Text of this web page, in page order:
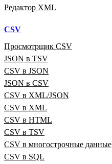
Редактор XML
CSV
Просмотрщик CSV
JSON в TSV
CSV в JSON
JSON в CSV
CSV в XML/JSON
CSV в XML
CSV в HTML
CSV в TSV
CSV в многострочные данные
CSV в SQL